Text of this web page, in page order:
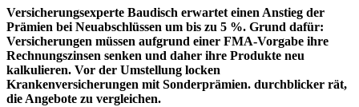
Versicherungsexperte Baudisch erwartet einen Anstieg der
Prämien bei Neuabschlüssen um bis zu 5 %. Grund dafür:
Versicherungen müssen aufgrund einer FMA-Vorgabe ihre
Rechnungszinsen senken und daher ihre Produkte neu
kalkulieren. Vor der Umstellung locken
Krankenversicherungen mit Sonderprämien. durchblicker rät,
die Angebote zu vergleichen.